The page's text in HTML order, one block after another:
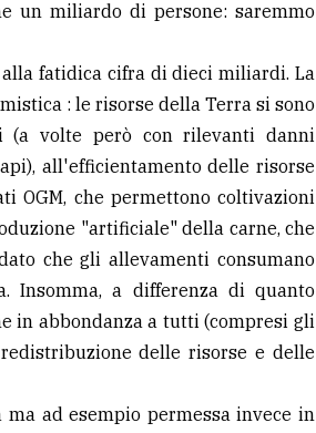
un miliardo di persone: saremmo
fatidica cifra di dieci miliardi. La
: le risorse della Terra si sono
(a volte però con rilevanti danni
all'efficientamento delle risorse
OGM, che permettono coltivazioni
"artificiale" della carne, che
che gli allevamenti consumano
Insomma, a differenza di quanto
in abbondanza a tutti (compresi gli
delle risorse e delle
ad esempio permessa invece in